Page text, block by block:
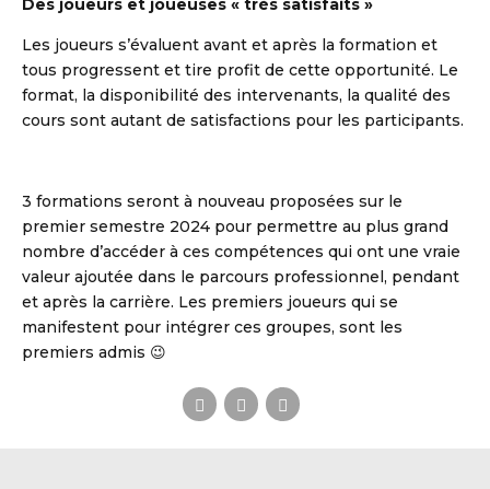
Des joueurs et joueuses « très satisfaits »
Les joueurs s’évaluent avant et après la formation et
tous progressent et tire profit de cette opportunité. Le
format, la disponibilité des intervenants, la qualité des
cours sont autant de satisfactions pour les participants.
3 formations seront à nouveau proposées sur le
premier semestre 2024 pour permettre au plus grand
nombre d’accéder à ces compétences qui ont une vraie
valeur ajoutée dans le parcours professionnel, pendant
et après la carrière. Les premiers joueurs qui se
manifestent pour intégrer ces groupes, sont les
premiers admis 😉